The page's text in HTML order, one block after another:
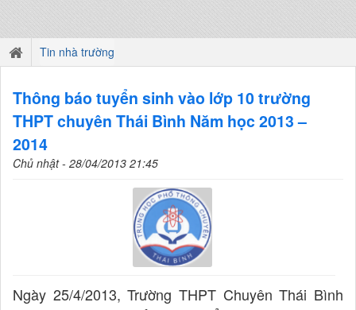
Tin nhà trường
Thông báo tuyển sinh vào lớp 10 trường
THPT chuyên Thái Bình Năm học 2013 –
2014
Chủ nhật - 28/04/2013 21:45
Ngày 25/4/2013, Trường THPT Chuyên Thái Bình